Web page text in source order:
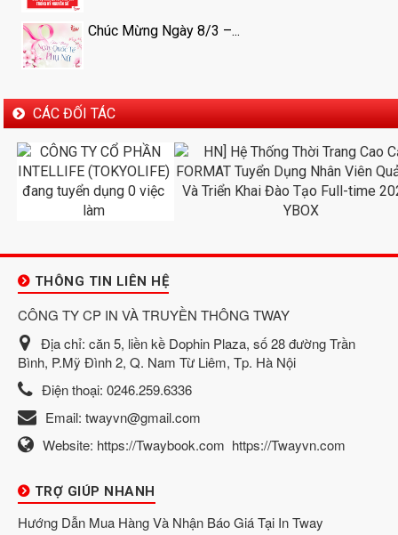
Chúc Mừng Ngày 8/3 –...
CÁC ĐỐI TÁC
THÔNG TIN LIÊN HỆ
CÔNG TY CP IN VÀ TRUYỀN THÔNG TWAY
Địa chỉ: căn 5, liền kề Dophin Plaza, số 28 đường Trần
Bình, P.Mỹ Đình 2, Q. Nam Từ Liêm, Tp. Hà Nội
Điện thoại: 0246.259.6336
Email: twayvn@gmail.com
Website: https://Twaybook.com https://Twayvn.com
TRỢ GIÚP NHANH
Hướng Dẫn Mua Hàng Và Nhận Báo Giá Tại In Tway